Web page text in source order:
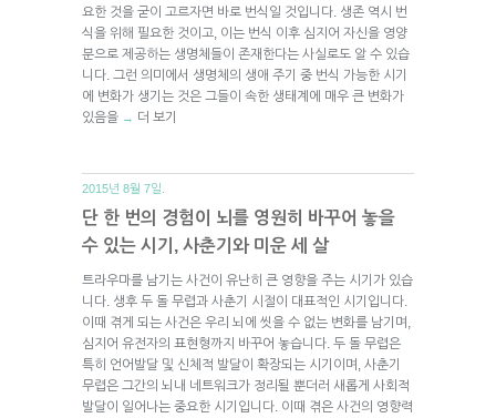
요한 것을 굳이 고르자면 바로 번식일 것입니다. 생존 역시 번
식을 위해 필요한 것이고, 이는 번식 이후 심지어 자신을 영양
분으로 제공하는 생명체들이 존재한다는 사실로도 알 수 있습
니다. 그런 의미에서 생명체의 생애 주기 중 번식 가능한 시기
에 변화가 생기는 것은 그들이 속한 생태계에 매우 큰 변화가
있음을 → 더 보기
2015년 8월 7일.
단 한 번의 경험이 뇌를 영원히 바꾸어 놓을
수 있는 시기, 사춘기와 미운 세 살
트라우마를 남기는 사건이 유난히 큰 영향을 주는 시기가 있습
니다. 생후 두 돌 무렵과 사춘기 시절이 대표적인 시기입니다.
이때 겪게 되는 사건은 우리 뇌에 씻을 수 없는 변화를 남기며,
심지어 유전자의 표현형까지 바꾸어 놓습니다. 두 돌 무렵은
특히 언어발달 및 신체적 발달이 확장되는 시기이며, 사춘기
무렵은 그간의 뇌내 네트워크가 정리될 뿐더러 새롭게 사회적
발달이 일어나는 중요한 시기입니다. 이때 겪은 사건의 영향력